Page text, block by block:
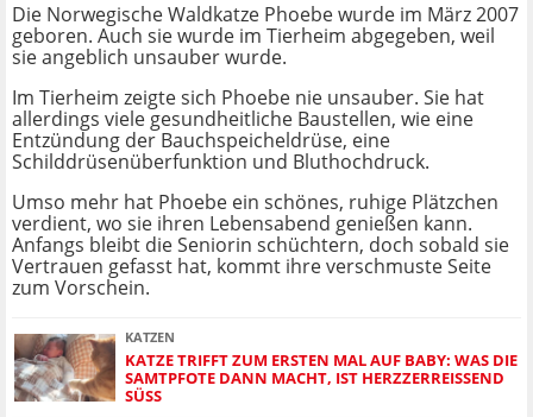
Die Norwegische Waldkatze Phoebe wurde im März 2007
geboren. Auch sie wurde im Tierheim abgegeben, weil
sie angeblich unsauber wurde.
Im Tierheim zeigte sich Phoebe nie unsauber. Sie hat
allerdings viele gesundheitliche Baustellen, wie eine
Entzündung der Bauchspeicheldrüse, eine
Schilddrüsenüberfunktion und Bluthochdruck.
Umso mehr hat Phoebe ein schönes, ruhige Plätzchen
verdient, wo sie ihren Lebensabend genießen kann.
Anfangs bleibt die Seniorin schüchtern, doch sobald sie
Vertrauen gefasst hat, kommt ihre verschmuste Seite
zum Vorschein.
KATZEN
KATZE TRIFFT ZUM ERSTEN MAL AUF BABY: WAS DIE
SAMTPFOTE DANN MACHT, IST HERZZERREISSEND S
ÜSS